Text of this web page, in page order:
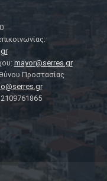
mayor@serres.gr
Προστασίας